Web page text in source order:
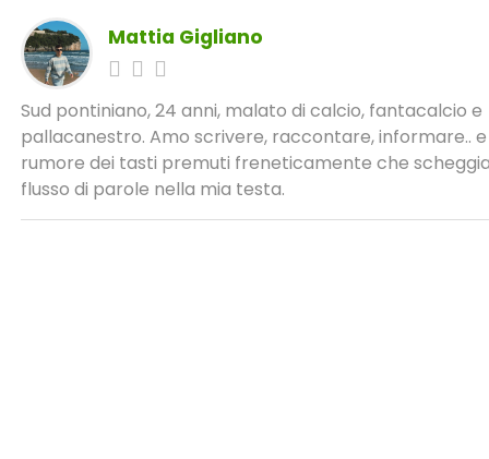
Mattia Gigliano
Sud pontiniano, 24 anni, malato di calcio, fantacalcio e
pallacanestro. Amo scrivere, raccontare, informare.. e
rumore dei tasti premuti freneticamente che
flusso di parole nella mia testa.